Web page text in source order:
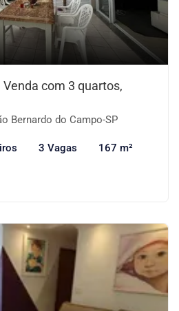
com 3 quartos,
Bernardo do Campo-SP
3 Vagas 167 m²